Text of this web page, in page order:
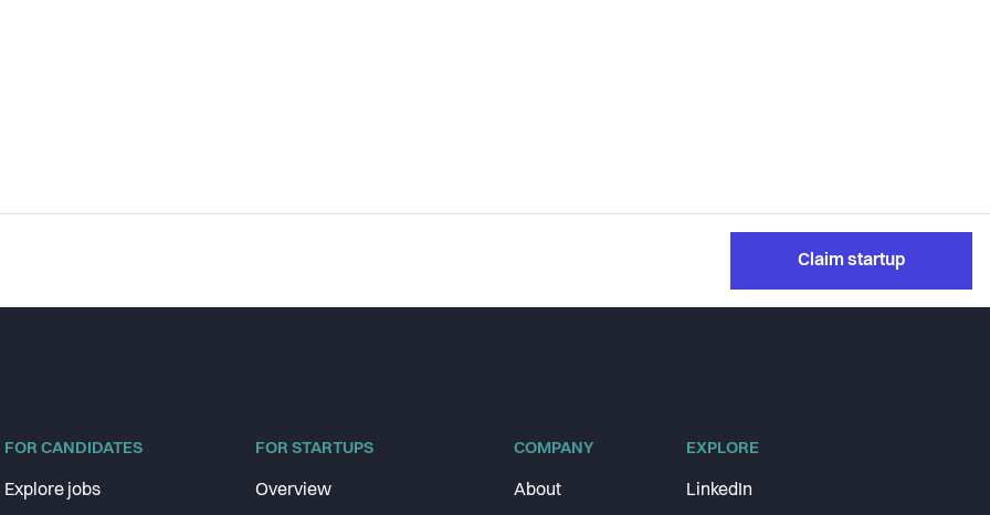
Claim startup
FOR CANDIDATES
Explore jobs
FOR STARTUPS
Overview
COMPANY
About
EXPLORE
LinkedIn